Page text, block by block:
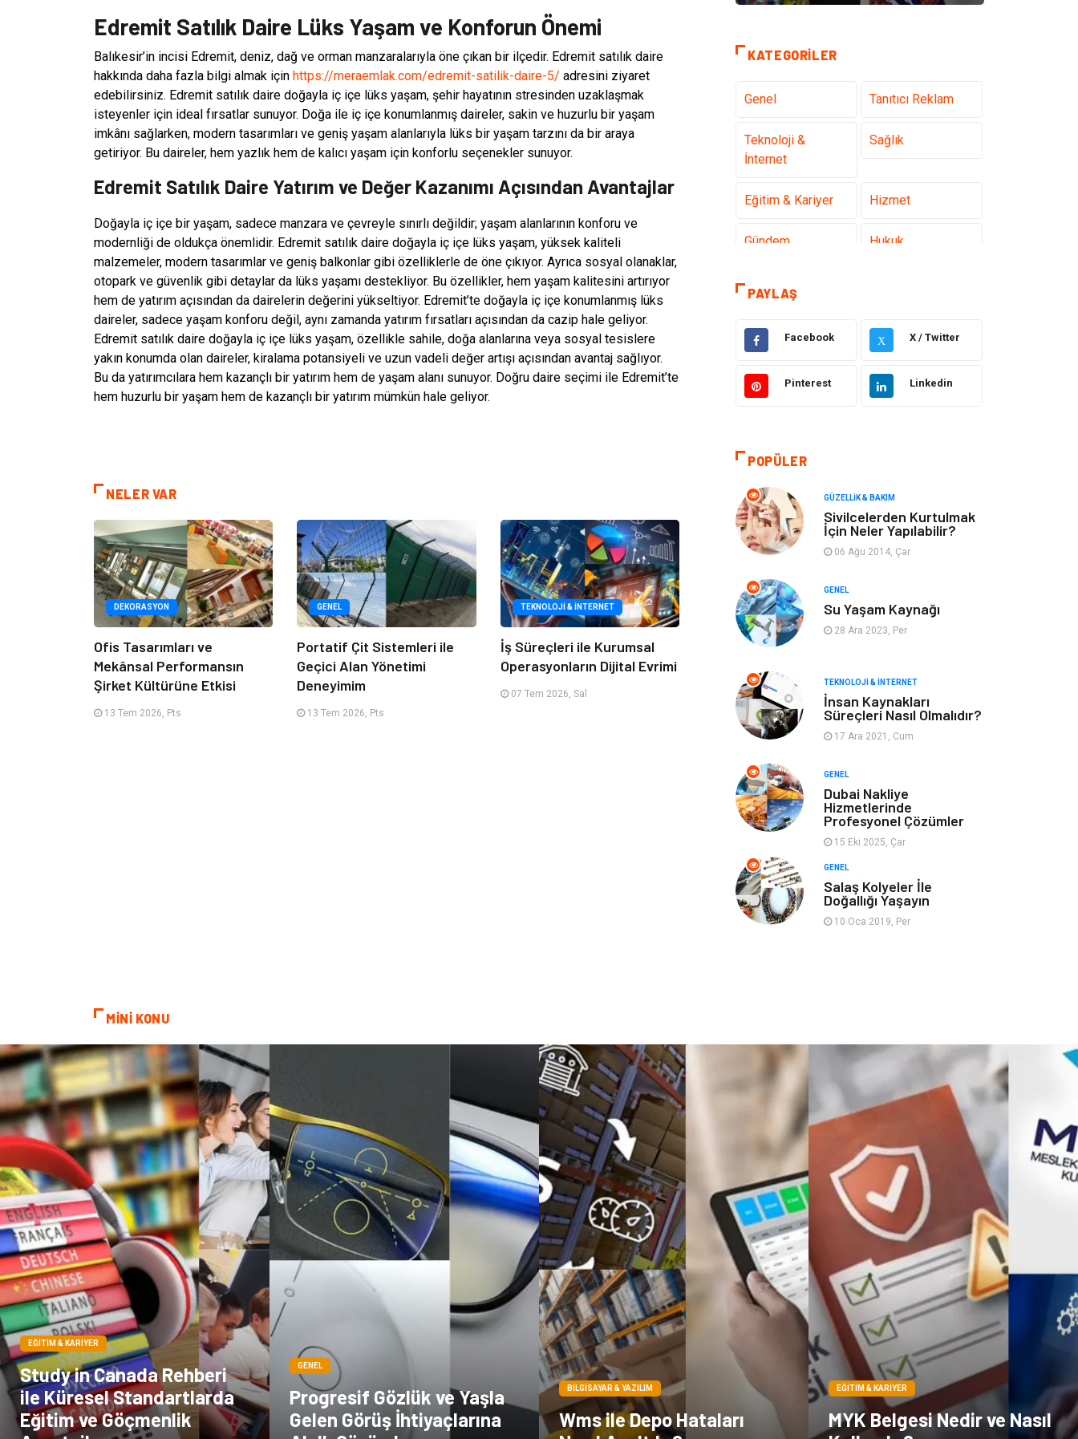
Edremit Satılık Daire Lüks Yaşam ve Konforun Önemi
Balıkesir’in incisi Edremit, deniz, dağ ve orman manzaralarıyla öne çıkan bir ilçedir. Edremit satılık daire
hakkında daha fazla bilgi almak için https://meraemlak.com/edremit-satilik-daire-5/ adresini ziyaret
edebilirsiniz. Edremit satılık daire doğayla iç içe lüks yaşam, şehir hayatının stresinden uzaklaşmak
isteyenler için ideal fırsatlar sunuyor. Doğa ile iç içe konumlanmış daireler, sakin ve huzurlu bir yaşam
imkânı sağlarken, modern tasarımları ve geniş yaşam alanlarıyla lüks bir yaşam tarzını da bir araya
getiriyor. Bu daireler, hem yazlık hem de kalıcı yaşam için konforlu seçenekler sunuyor.
Edremit Satılık Daire Yatırım ve Değer Kazanımı Açısından Avantajlar
Doğayla iç içe bir yaşam, sadece manzara ve çevreyle sınırlı değildir; yaşam alanlarının konforu ve
modernliği de oldukça önemlidir. Edremit satılık daire doğayla iç içe lüks yaşam, yüksek kaliteli
malzemeler, modern tasarımlar ve geniş balkonlar gibi özelliklerle de öne çıkıyor. Ayrıca sosyal olanaklar,
otopark ve güvenlik gibi detaylar da lüks yaşamı destekliyor. Bu özellikler, hem yaşam kalitesini artırıyor
hem de yatırım açısından da dairelerin değerini yükseltiyor. Edremit’te doğayla iç içe konumlanmış lüks
daireler, sadece yaşam konforu değil, aynı zamanda yatırım fırsatları açısından da cazip hale geliyor.
Edremit satılık daire doğayla iç içe lüks yaşam, özellikle sahile, doğa alanlarına veya sosyal tesislere
yakın konumda olan daireler, kiralama potansiyeli ve uzun vadeli değer artışı açısından avantaj sağlıyor.
Bu da yatırımcılara hem kazançlı bir yatırım hem de yaşam alanı sunuyor. Doğru daire seçimi ile Edremit’te
hem huzurlu bir yaşam hem de kazançlı bir yatırım mümkün hale geliyor.
NELER VAR
DEKORASYON
Ofis Tasarımları ve
Mekânsal Performansın
Şirket Kültürüne Etkisi
13 Tem 2026, Pts
GENEL
Portatif Çit Sistemleri ile
Geçici Alan Yönetimi
Deneyimim
13 Tem 2026, Pts
TEKNOLOJI & İNTERNET
İş Süreçleri ile Kurumsal
Operasyonların Dijital Evrimi
07 Tem 2026, Sal
KATEGORILER
Genel Tanıtıcı Reklam
Teknoloji &
İnternet
Sağlık
Eğitim & Kariyer Hizmet
Gündem Hukuk
Moda
Yazılım
Giyim
Yeme & İçme Gıda
Keyif & Hobi Organizasyon
Müzik
Gayrimenkul Spor
Finans& Ekonomi
Genel Kültür Emlak
Mobilya göz sağlığı
Astroloji Sigorta
Cam
Bebek Giyim Veteriner
PAYLAŞ
Facebook X X / Twitter
Pinterest Linkedin
POPÜLER
GÜZELLIK & BAKIM
Sivilcelerden Kurtulmak
İçin Neler Yapılabilir?
06 Ağu 2014, Çar
GENEL
Su Yaşam Kaynağı
28 Ara 2023, Per
TEKNOLOJI & İNTERNET
İnsan Kaynakları
Süreçleri Nasıl Olmalıdır?
17 Ara 2021, Cum
GENEL
Dubai Nakliye
Hizmetlerinde
Profesyonel Çözümler
15 Eki 2025, Çar
GENEL
Salaş Kolyeler İle
Doğallığı Yaşayın
10 Oca 2019, Per
MİNİ KONU
EĞITIM & KARIYER
Study in Canada Rehberi
ile Küresel Standartlarda
Eğitim ve Göçmenlik
GENEL
Progresif Gözlük ve Yaşla
Gelen Görüş İhtiyaçlarına
BILGISAYAR & YAZILIM
Wms ile Depo Hataları
EĞITIM & KARIYER
MYK Belgesi Nedir ve Nasıl